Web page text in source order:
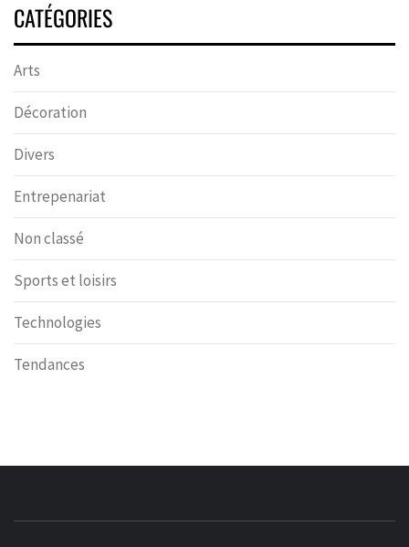
CATÉGORIES
Arts
Décoration
Divers
Entrepenariat
Non classé
Sports et loisirs
Technologies
Tendances